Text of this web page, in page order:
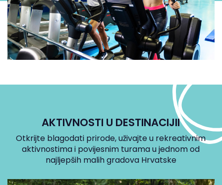
AKTIVNOSTI U DESTINACIJII
Otkrijte blagodati prirode, uživajte u rekreativnim
aktivnostima i povijesnim turama u jednom od
najljepših malih gradova Hrvatske